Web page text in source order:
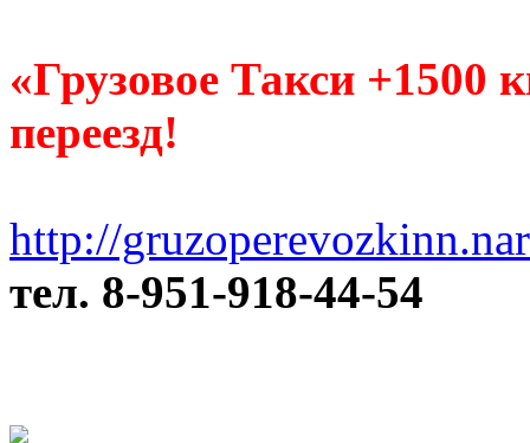
«Грузовое Такси +1500
переезд!
http://
тел. 8-951-918-44-54